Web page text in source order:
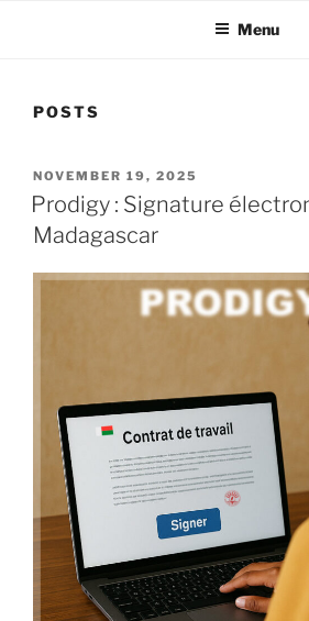
Menu
POSTS
POSTED
ON
NOVEMBER 19, 2025
Prodigy : Signature
Madagascar